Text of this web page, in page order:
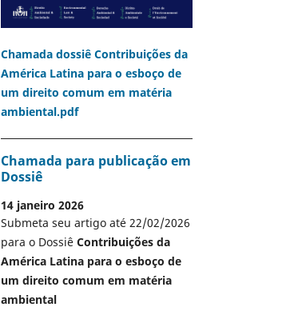
Chamada dossiê Contribuições da
América Latina para o esboço de
um direito comum em matéria
ambiental.pdf
Chamada para publicação em
Dossiê
14 janeiro 2026
Submeta seu artigo até 22/02/2026
para o Dossiê Contribuições da
América Latina para o esboço de
um direito comum em matéria
ambiental